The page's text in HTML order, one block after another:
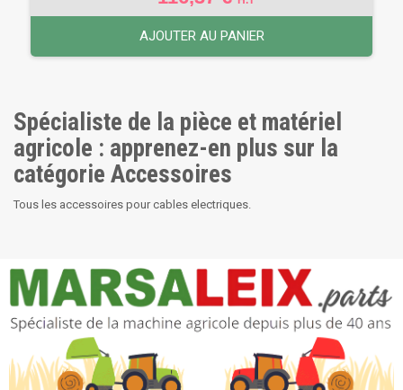
AJOUTER AU PANIER
Spécialiste de la pièce et matériel
agricole : apprenez-en plus sur la
catégorie Accessoires
Tous les accessoires pour cables electriques.